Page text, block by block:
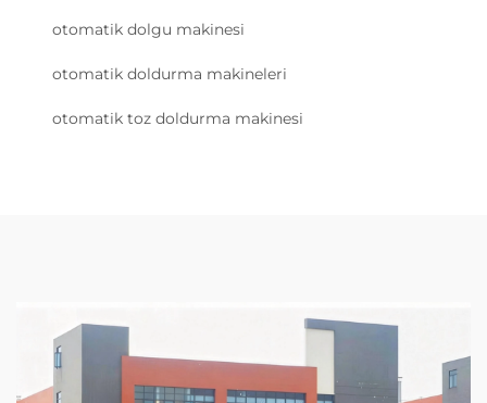
otomatik dolgu makinesi
otomatik doldurma makineleri
otomatik toz doldurma makinesi